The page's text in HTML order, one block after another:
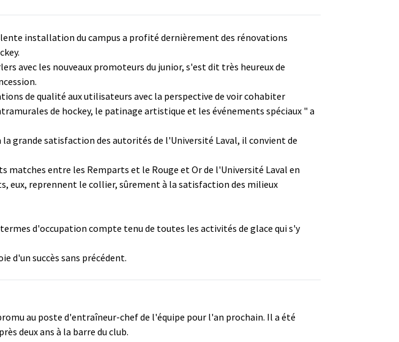
installation du campus a profité dernièrement des rénovations
avec les nouveaux promoteurs du junior, s'est dit très heureux de
de qualité aux utilisateurs avec la perspective de voir cohabiter
de hockey, le patinage artistique et les événements spéciaux " a
la grande satisfaction des autorités de l'Université Laval, il convient de
matches entre les Remparts et le Rouge et Or de l'Université Laval en
eux, reprennent le collier, sûrement à la satisfaction des milieux
d'occupation compte tenu de toutes les activités de glace qui s'y
d'un succès sans précédent.
au poste d'entraîneur-chef de l'équipe pour l'an prochain. Il a été
deux ans à la barre du club.